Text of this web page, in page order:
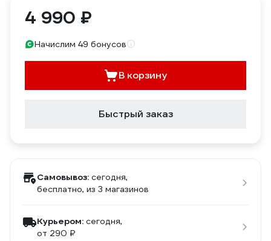
4 990 ₽
Начислим 49 бонусов
В корзину
Быстрый заказ
Самовывоз: сегодня,
бесплатно, из 3 магазинов
Курьером: сегодня,
от 290 ₽